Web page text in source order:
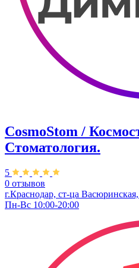
CosmoStom /
Стоматология.
5
0 отзывов
г.Краснодар, ст-ца
Пн-Вс 10:00-20:00